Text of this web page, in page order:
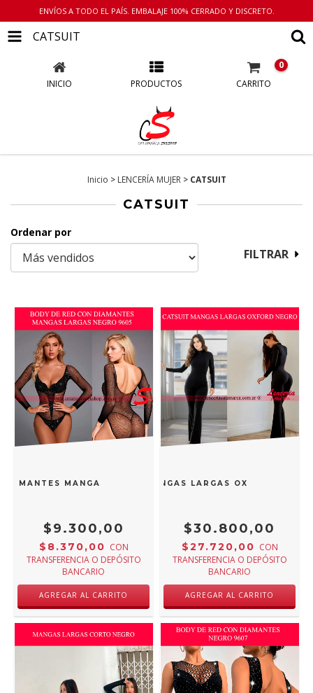
ENVÍOS A TODO EL PAÍS. EMBALAJE 100% CERRADO Y DISCRETO.
CATSUIT
INICIO PRODUCTOS CARRITO
0
Inicio > LENCERÍA MUJER > CATSUIT
CATSUIT
Ordenar por
FILTRAR
MANGAS LARGAS NEGRO 9605
$9.300,00
$8.370,00 CON
TRANSFERENCIA O DEPÓSITO
BANCARIO
AGREGAR AL CARRITO
CATSUIT MANGAS LARGAS OXFORD
$30.800,00
$27.720,00 CON
TRANSFERENCIA O DEPÓSITO
BANCARIO
AGREGAR AL CARRITO